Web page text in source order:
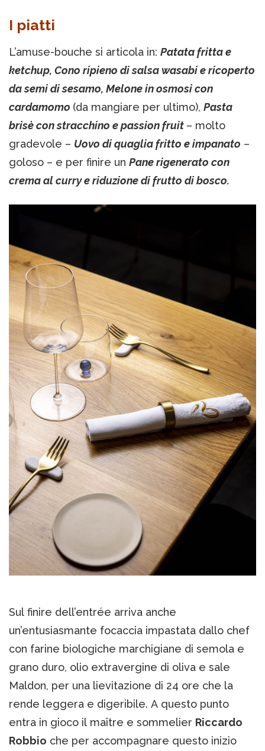
I piatti
L’amuse-bouche si articola in: Patata fritta e
ketchup, Cono ripieno di salsa wasabi e ricoperto
da semi di sesamo, Melone in osmosi con
cardamomo (da mangiare per ultimo), Pasta
brisè con stracchino e passion fruit – molto
gradevole – Uovo di quaglia fritto e impanato –
goloso – e per finire un Pane rigenerato con
crema al curry e riduzione di frutto di bosco.
Sul finire dell’entrée arriva anche
un’entusiasmante focaccia impastata dallo chef
con farine biologiche marchigiane di semola e
grano duro, olio extravergine di oliva e sale
Maldon, per una lievitazione di 24 ore che la
rende leggera e digeribile. A questo punto
entra in gioco il maître e sommelier Riccardo
Robbio che per accompagnare questo inizio